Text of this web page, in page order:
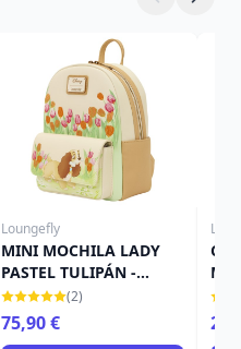
Loungefly
MINI MOCHILA LADY
PASTEL TULIPÁN -
DISNEY LOUNGEFLY LA
DAMA Y EL
VAGABUNDO
(2)
75,90 €